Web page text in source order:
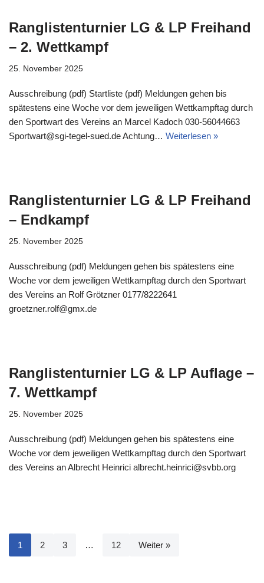
Ranglistenturnier LG & LP Freihand
– 2. Wettkampf
25. November 2025
Ausschreibung (pdf) Startliste (pdf) Meldungen gehen bis
spätestens eine Woche vor dem jeweiligen Wettkampftag durch
den Sportwart des Vereins an Marcel Kadoch 030-56044663
Sportwart@sgi-tegel-sued.de Achtung… Weiterlesen »
Ranglistenturnier LG & LP Freihand
– Endkampf
25. November 2025
Ausschreibung (pdf) Meldungen gehen bis spätestens eine
Woche vor dem jeweiligen Wettkampftag durch den Sportwart
des Vereins an Rolf Grötzner 0177/8222641
groetzner.rolf@gmx.de
Ranglistenturnier LG & LP Auflage –
7. Wettkampf
25. November 2025
Ausschreibung (pdf) Meldungen gehen bis spätestens eine
Woche vor dem jeweiligen Wettkampftag durch den Sportwart
des Vereins an Albrecht Heinrici albrecht.heinrici@svbb.org
1 2 3 … 12 Weiter »